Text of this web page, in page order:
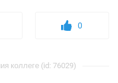
0
коллеге (id: 76029)